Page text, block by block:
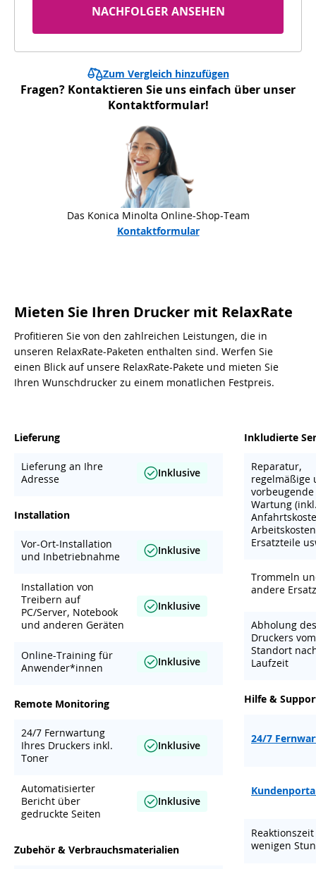
NACHFOLGER ANSEHEN
Zum Vergleich hinzufügen
Fragen? Kontaktieren Sie uns einfach über unser
Kontaktformular!
Das Konica Minolta Online-Shop-Team
Kontaktformular
Mieten Sie Ihren Drucker mit RelaxRate
Profitieren Sie von den zahlreichen Leistungen, die in
unseren RelaxRate-Paketen enthalten sind. Werfen Sie
einen Blick auf unsere RelaxRate-Pakete und mieten Sie
Ihren Wunschdrucker zu einem monatlichen Festpreis.
Lieferung
Lieferung an Ihre
Adresse
Inklusive
Installation
Vor-Ort-Installation
und Inbetriebnahme
Inklusive
Installation von
Treibern auf
PC/Server, Notebook
und anderen Geräten
Inklusive
Online-Training für
Anwender*innen
Inklusive
Remote Monitoring
24/7 Fernwartung
Ihres Druckers inkl.
Toner
Inklusive
Automatisierter
Bericht über
gedruckte Seiten
Inklusive
Zubehör & Verbrauchsmaterialien
Inkludierte
Reparatur,
regelmäßige
vorbeugende
Wartung
Ersatzteile
Trommeln
andere
Abholung des
Druckers vom
Standort
Laufzeit
Hilfe &
24/7
wenigen